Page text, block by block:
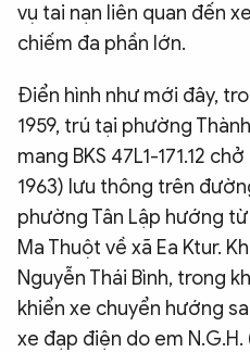
vụ tai nạn liên quan đến
chiếm đa phần lớn.
Điển hình như mới đây,
1959, trú tại phường
mang BKS 47L1-171.12
1963) lưu thông trên
phường Tân Lập hướng
Ma Thuột về xã Ea Ktur.
Nguyễn Thái Bình, trong
khiển xe chuyển hướng
xe đạp điện do em